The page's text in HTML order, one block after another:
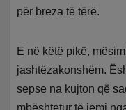
për breza të tërë.
E në këtë pikë,
jashtëzakonshëm.
sepse na kujton që